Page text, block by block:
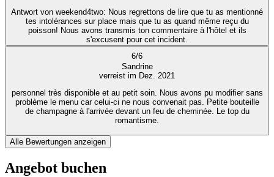
Antwort von weekend4two: Nous regrettons de lire que tu as mentionné
tes intolérances sur place mais que tu as quand même reçu du
poisson! Nous avons transmis ton commentaire à l'hôtel et ils
s'excusent pour cet incident.
6/6
Sandrine
verreist im Dez. 2021
personnel très disponible et au petit soin. Nous avons pu modifier sans
problème le menu car celui-ci ne nous convenait pas. Petite bouteille
de champagne à l'arrivée devant un feu de cheminée. Le top du
romantisme.
Alle Bewertungen anzeigen
Angebot buchen